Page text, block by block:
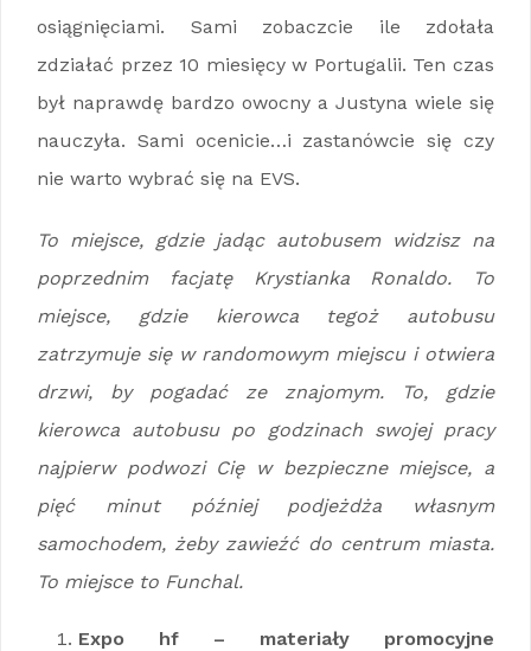
osiągnięciami. Sami zobaczcie ile zdołała
zdziałać przez 10 miesięcy w Portugalii. Ten czas
był naprawdę bardzo owocny a Justyna wiele się
nauczyła. Sami ocenicie…i zastanówcie się czy
nie warto wybrać się na EVS.
To miejsce, gdzie jadąc autobusem widzisz na
poprzednim facjatę Krystianka Ronaldo. To
miejsce, gdzie kierowca tegoż autobusu
zatrzymuje się w randomowym miejscu i otwiera
drzwi, by pogadać ze znajomym. To, gdzie
kierowca autobusu po godzinach swojej pracy
najpierw podwozi Cię w bezpieczne miejsce, a
pięć minut później podjeżdża własnym
samochodem, żeby zawieźć do centrum miasta.
To miejsce to Funchal.
Expo hf – materiały promocyjne